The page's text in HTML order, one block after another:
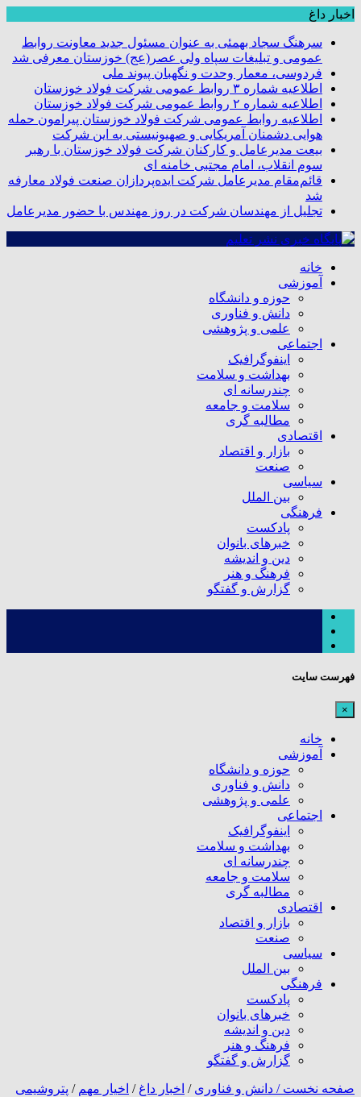
اخبار داغ
سرهنگ سجاد بهمئی به عنوان مسئول جدید معاونت روابط
عمومی و تبلیغات سپاه ولی عصر(عج) خوزستان معرفی شد
فردوسی، معمار وحدت و نگهبان پیوند ملی
اطلاعیه شماره ۳ روابط عمومی شرکت فولاد خوزستان
اطلاعیه شماره ۲ روابط عمومی شرکت فولاد خوزستان
اطلاعیه روابط عمومی شرکت فولاد خوزستان پیرامون حمله
هوایی دشمنان آمریکایی و صهیونیستی به این شرکت
بیعت مدیرعامل و کارکنان شرکت فولاد خوزستان با رهبر
سوم انقلاب، امام مجتبی خامنه ای
قائم‌مقام مدیرعامل شرکت ایده‌پردازان صنعت فولاد معارفه
شد
تجلیل از مهندسان شرکت در روز مهندس با حضور مدیرعامل
خانه
آموزشی
حوزه و دانشگاه
دانش و فناوری
علمی و پژوهشی
اجتماعی
اینفوگرافیک
بهداشت و سلامت
چندرسانه ای
سلامت و جامعه
مطالبه گری
اقتصادی
بازار و اقتصاد
صنعت
سیاسی
بین الملل
فرهنگی
پادکست
خبرهای بانوان
دین و اندیشه
فرهنگ و هنر
گزارش و گفتگو
فهرست سایت
×
خانه
آموزشی
حوزه و دانشگاه
دانش و فناوری
علمی و پژوهشی
اجتماعی
اینفوگرافیک
بهداشت و سلامت
چندرسانه ای
سلامت و جامعه
مطالبه گری
اقتصادی
بازار و اقتصاد
صنعت
سیاسی
بین الملل
فرهنگی
پادکست
خبرهای بانوان
دین و اندیشه
فرهنگ و هنر
گزارش و گفتگو
صفحه نخست / دانش و فناوری / اخبار داغ / اخیار مهم / پتروشیمی